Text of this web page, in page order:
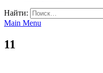
Найти:
Main Menu
11